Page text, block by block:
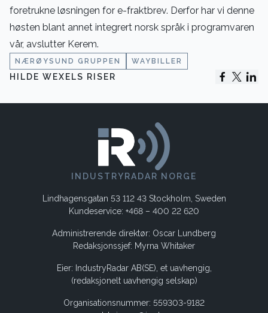
foretrukne løsningen for e-fraktbrev. Derfor har vi denne
høsten blant annet integrert norsk språk i programvaren
vår, avslutter Kerem.
NÆRØYSUND GRUPPEN WAYBILLER
HILDE WEXELS RISER
INDUSTRYRADAR NORGE
Lindhagensgatan 53 112 43 Stockholm, Sweden
Kundeservice: +468 – 400 22 620
Administrerende direktør: Oscar Lundberg
Redaksjonssjef: Myrna Whitaker
Eier: IndustryRadar AB(SE), et uavhengig,
(redaksjonelt uavhengig selskap)
Organisationsnummer: 559303-9182